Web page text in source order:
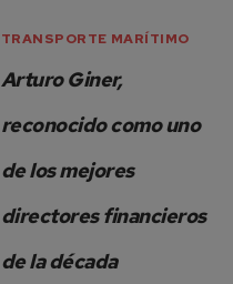
TRANSPORTE MARÍTIMO
Arturo Giner,
reconocido como uno
de los mejores
directores financieros
de la década